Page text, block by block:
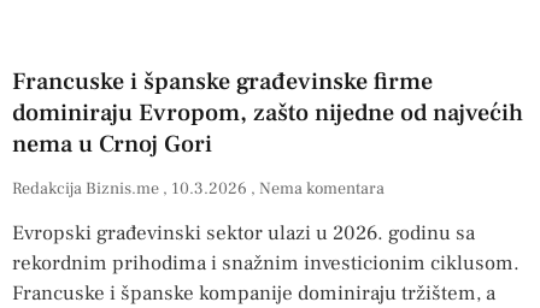
Francuske i španske građevinske firme
dominiraju Evropom, zašto nijedne od najvećih
nema u Crnoj Gori
Redakcija Biznis.me 10.3.2026 Nema komentara
Evropski građevinski sektor ulazi u 2026. godinu sa
rekordnim prihodima i snažnim investicionim ciklusom.
Francuske i španske kompanije dominiraju tržištem, a